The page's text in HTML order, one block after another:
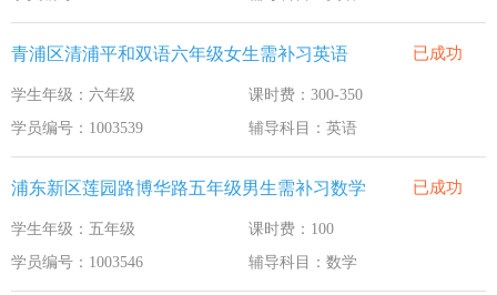
青浦区清浦平和双语六年级女生需补习英语 已成功
学生年级：六年级
课时费：300-350
学员编号：1003539
辅导科目：英语
浦东新区莲园路博华路五年级男生需补习数学 已成功
学生年级：五年级
课时费：100
学员编号：1003546
辅导科目：数学